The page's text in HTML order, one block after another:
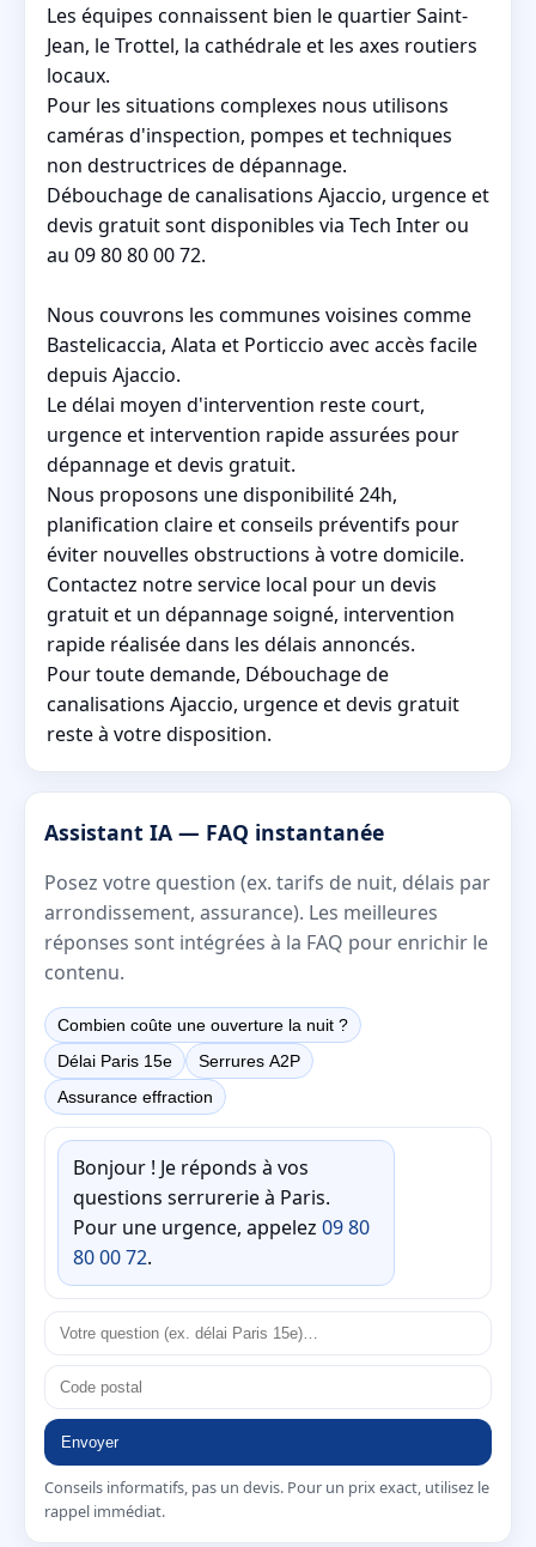
Les équipes connaissent bien le quartier Saint-
Jean, le Trottel, la cathédrale et les axes routiers
locaux.
Pour les situations complexes nous utilisons
caméras d'inspection, pompes et techniques
non destructrices de dépannage.
Débouchage de canalisations Ajaccio, urgence et
devis gratuit sont disponibles via Tech Inter ou
au 09 80 80 00 72.
Nous couvrons les communes voisines comme
Bastelicaccia, Alata et Porticcio avec accès facile
depuis Ajaccio.
Le délai moyen d'intervention reste court,
urgence et intervention rapide assurées pour
dépannage et devis gratuit.
Nous proposons une disponibilité 24h,
planification claire et conseils préventifs pour
éviter nouvelles obstructions à votre domicile.
Contactez notre service local pour un devis
gratuit et un dépannage soigné, intervention
rapide réalisée dans les délais annoncés.
Pour toute demande, Débouchage de
canalisations Ajaccio, urgence et devis gratuit
reste à votre disposition.
Assistant IA — FAQ instantanée
Posez votre question (ex. tarifs de nuit, délais par
arrondissement, assurance). Les meilleures
réponses sont intégrées à la FAQ pour enrichir le
contenu.
Combien coûte une ouverture la nuit ?
Délai Paris 15e
Serrures A2P
Assurance effraction
Bonjour ! Je réponds à vos
questions serrurerie à Paris.
Pour une urgence, appelez 09 80
80 00 72.
Envoyer
Conseils informatifs, pas un devis. Pour un prix exact, utilisez le
rappel immédiat.